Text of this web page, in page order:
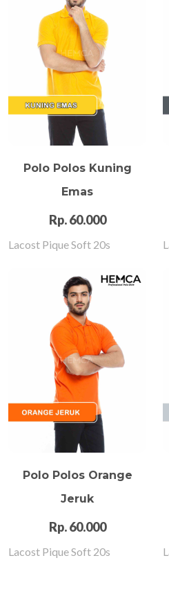
Polo Polos Kuning
Emas
Rp. 60.000
Lacost Pique Soft 20s
Polo Polos Orange
Jeruk
Rp. 60.000
Lacost Pique Soft 20s